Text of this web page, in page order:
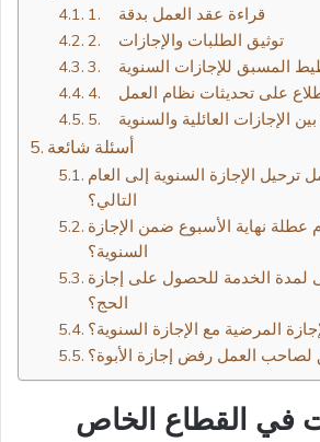
1. قراءة عقد العمل بدقة
2. توثيق الطلبات والإجازات
المسبق للإجازات السنوية
على تحديثات نظام العمل
بين الإجازات العائلية والسنوية
أسئلة شائعة
ترحيل الإجازة السنوية إلى العام
التالي؟
نهاية الأسبوع ضمن الإجازة
السنوية؟
لمدة الخدمة للحصول على إجازة
الحج؟
المرضية مع الإجازة السنوية؟
العمل رفض إجازة الأبوة؟
في القطاع الخاص​